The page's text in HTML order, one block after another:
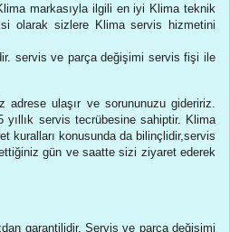
markasıyla ilgili en iyi Klima teknik
olarak sizlere Klima servis hizmetini
servis ve parça değişimi servis fişi ile
ulaşır ve sorununuzu gideririz.
yıllık servis tecrübesine sahiptir. Klima
kuralları konusunda da bilinçlidir,servis
gün ve saatte sizi ziyaret ederek
garantilidir. Servis ve parça değişimi